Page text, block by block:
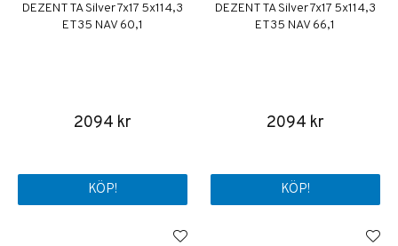
DEZENT TA Silver 7x17 5x114,3
ET35 NAV 60,1
2094 kr
KÖP!
DEZENT TA Silver 7x17 5x114,3
ET35 NAV 66,1
2094 kr
KÖP!